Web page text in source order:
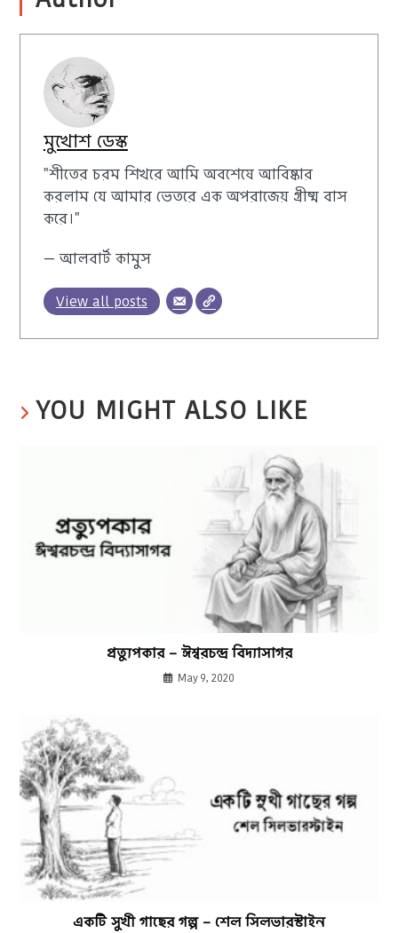
মুখোশ ডেস্ক
"শীতের চরম শিখরে আমি অবশেষে আবিষ্কার
করলাম যে আমার ভেতরে এক অপরাজেয় গ্রীষ্ম বাস
করে।"
— আলবার্ট কামুস
View all posts
YOU MIGHT ALSO LIKE
প্রত্যুপকার – ঈশ্বরচন্দ্র বিদ্যাসাগর
May 9, 2020
একটি সুখী গাছের গল্প – শেল সিলভারস্টাইন